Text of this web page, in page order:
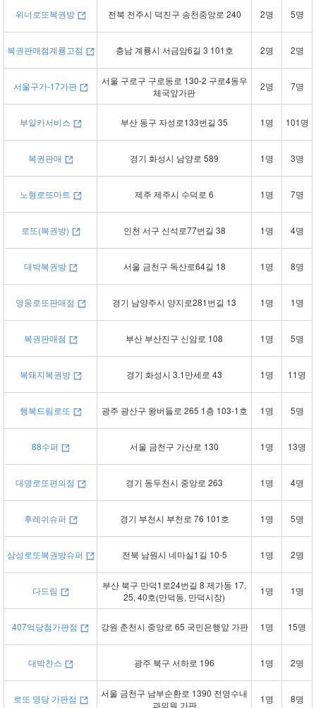
위너로또복권방 전북 전주시 덕진구 송천중앙로 240 2명 5명
복권판매점계룡고점 충남 계룡시 서금암6길 3 101호 2명 2명
서울구가-17가판
서울 구로구 구로동로 130-2 구로4동우
체국앞가판
2명 7명
부일카서비스 부산 동구 자성로133번길 35 1명 101명
복권판매 경기 화성시 남양로 589 1명 3명
노형로또마트 제주 제주시 수덕로 6 1명 7명
로또(복권방) 인천 서구 신석로77번길 38 1명 4명
대박복권방 서울 금천구 독산로64길 18 1명 8명
영웅로또판매점 경기 남양주시 양지로281번길 13 1명 1명
복권판매점 부산 부산진구 신암로 108 1명 5명
복돼지복권방 경기 화성시 3.1만세로 43 1명 11명
행복드림로또 광주 광산구 왕버들로 265 1층 103-1호 1명 5명
88수퍼 서울 금천구 가산로 130 1명 13명
대명로또편의점 경기 동두천시 중앙로 263 1명 4명
후레쉬슈퍼 경기 부천시 부천로 76 101호 1명 5명
삼성로또복권방슈퍼 전북 남원시 네마실1길 10-5 1명 2명
다드림
부산 북구 만덕1로24번길 8 제가동 17,
25, 40호(만덕동, 만덕시장)
1명 1명
407억당첨가판점 강원 춘천시 중앙로 65 국민은행앞 가판 1명 15명
대박찬스 광주 북구 서하로 196 1명 2명
로또 명당 가판점
서울 금천구 남부순환로 1390 전영수내
과의원 가판
1명 8명